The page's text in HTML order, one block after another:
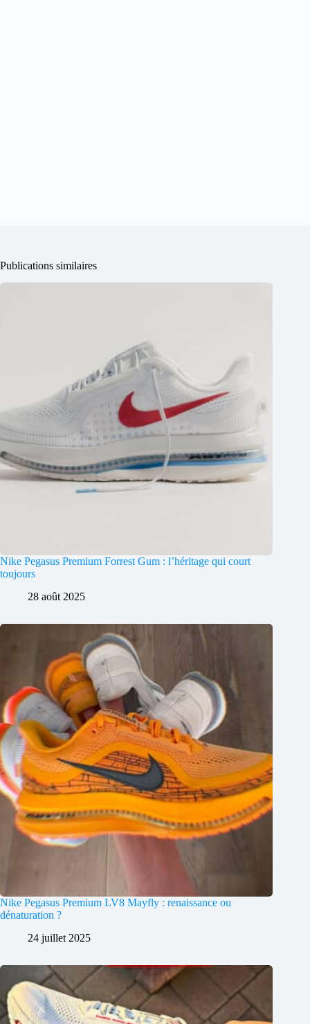
Publications similaires
Nike Pegasus Premium Forrest Gum : l’héritage qui court
toujours
28 août 2025
Nike Pegasus Premium LV8 Mayfly : renaissance ou
dénaturation ?
24 juillet 2025